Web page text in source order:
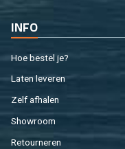
INFO
Hoe be­stel je?
Laten le­ve­ren
Zelf af­ha­len
Show­room
Re­tour­ne­ren